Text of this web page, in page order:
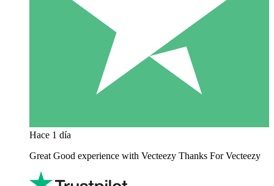
Hace 1 día
Great Good experience with Vecteezy Thanks For Vecteezy